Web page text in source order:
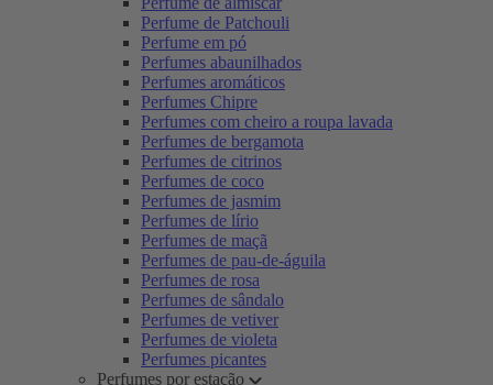
Perfume de Patchouli
Perfume em pó
Perfumes abaunilhados
Perfumes aromáticos
Perfumes Chipre
Perfumes com cheiro a roupa lavada
Perfumes de bergamota
Perfumes de citrinos
Perfumes de coco
Perfumes de jasmim
Perfumes de lírio
Perfumes de maçã
Perfumes de pau-de-águila
Perfumes de rosa
Perfumes de sândalo
Perfumes de vetiver
Perfumes de violeta
Perfumes picantes
Perfumes por estação